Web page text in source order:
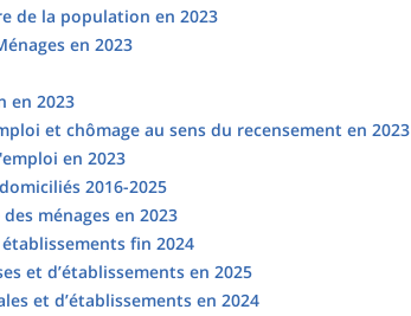
de la population en 2023
en 2023
en 2023
et chômage au sens du recensement en 2023
en 2023
2016-2025
ménages en 2023
fin 2024
et d’établissements en 2025
et d’établissements en 2024